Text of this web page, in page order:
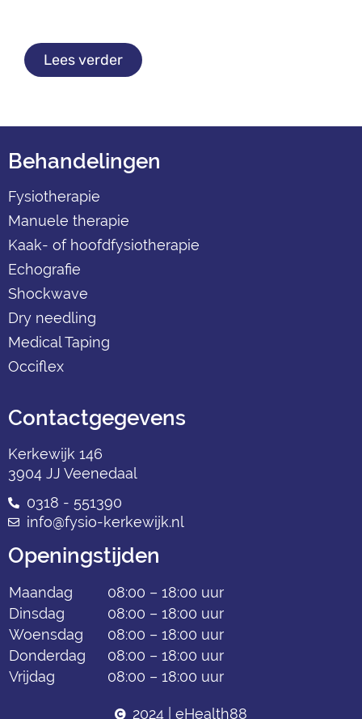
Lees verder
Behandelingen
Fysiotherapie
Manuele therapie
Kaak- of hoofdfysiotherapie
Echografie
Shockwave
Dry needling
Medical Taping
Occiflex
Contactgegevens
Kerkewijk 146
3904 JJ Veenedaal
0318 - 551390
info@fysio-kerkewijk.nl
Openingstijden
Maandag
08:00 – 18:00 uur
Dinsdag
08:00 – 18:00 uur
Woensdag
08:00 – 18:00 uur
Donderdag
08:00 – 18:00 uur
Vrijdag
08:00 – 18:00 uur
2024 | eHealth88